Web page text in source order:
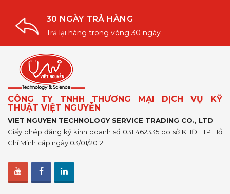
30 NGÀY TRẢ HÀNG
Trả lại hàng trong vòng 30 ngày
CÔNG TY TNHH THƯƠNG MẠI DỊCH VỤ KỸ
THUẬT VIỆT NGUYỄN
VIET NGUYEN TECHNOLOGY SERVICE TRADING CO., LTD
Giấy phép đăng ký kinh doanh số 0311462335 do sở KHĐT TP Hồ
Chí Minh cấp ngày 03/01/2012